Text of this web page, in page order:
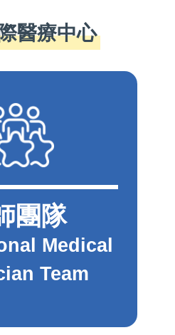
醫療中心
團隊
Medical
Team